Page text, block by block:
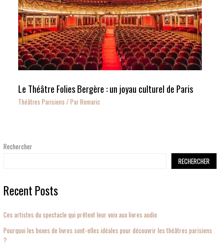
Le Théâtre Folies Bergère : un joyau culturel de Paris
Théâtres Parisiens / ParRomaric
Rechercher
RECHERCHER
Recent Posts
Ces artistes du spectacle qui prêtent leur voix aux livres audio
Pourquoi les boxes de livres sont-elles idéales pour découvrir les théâtres parisiens
?